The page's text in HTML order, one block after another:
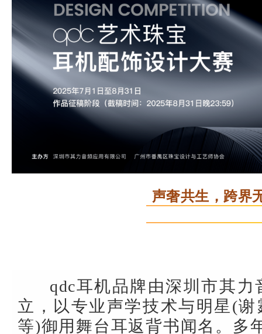
声奢共生，跨界
qdc耳机品牌由深圳市其
立，以专业声学技术与明星(
等)御用 舞台耳返背书闻名。多